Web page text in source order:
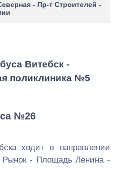
- Пр-т Строителей -
Витебск -
поликлиника №5
№26
ходит в направлении
Рынок - Площадь Ленина -